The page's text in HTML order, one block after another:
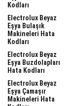
Kodları
Electrolux Beyaz
Eşya Bulaşık
Makineleri Hata
Kodları
Electrolux Beyaz
Eşya Buzdolapları
Hata Kodları
Electrolux Beyaz
Eşya Çamaşır
Makineleri Hata